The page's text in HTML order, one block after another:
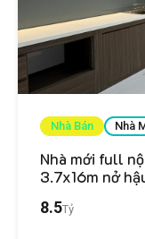
Nhà Bán Nhà
Nhà mới full
3.7x16m nở
8.5Tỷ